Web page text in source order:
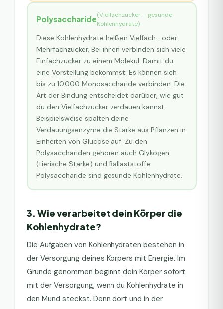
Polysaccharide(Vielfachzucker – gesunde
Kohlenhydrate)
Diese Kohlenhydrate heißen Vielfach- oder
Mehrfachzucker. Bei ihnen verbinden sich viele
Einfachzucker zu einem Molekül. Damit du
eine Vorstellung bekommst: Es können sich
bis zu 10.000 Monosaccharide verbinden. Die
Art der Bindung entscheidet darüber, wie gut
du den Vielfachzucker verdauen kannst.
Beispielsweise spalten deine
Verdauungsenzyme die Stärke aus Pflanzen in
Einheiten von Glucose auf. Zu den
Polysacchariden gehören auch Glykogen
(tierische Stärke) und Ballaststoffe.
Polysaccharide sind gesunde Kohlenhydrate.
3. Wie verarbeitet dein Körper die
Kohlenhydrate?
Die Aufgaben von Kohlenhydraten bestehen in
der Versorgung deines Körpers mit Energie. Im
Grunde genommen beginnt dein Körper sofort
mit der Versorgung, wenn du Kohlenhydrate in
den Mund steckst. Denn dort und in der